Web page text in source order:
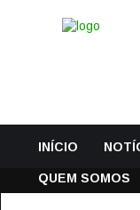
INÍCIO
QUEM SOMOS